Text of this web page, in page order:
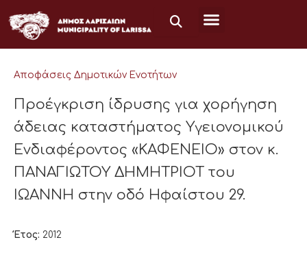
στο
περιεχόμενο
Αποφάσεις Δημοτικών Ενοτήτων
Προέγκριση ίδρυσης για χορήγηση
άδειας καταστήματος Υγειονομικού
Ενδιαφέροντος «ΚΑΦΕΝΕΙΟ» στον κ.
ΠΑΝΑΓΙΩΤΟΥ ΔΗΜΗΤΡΙΟΤ του
ΙΩΑΝΝΗ στην οδό Ηφαίστου 29.
Έτος: 2012